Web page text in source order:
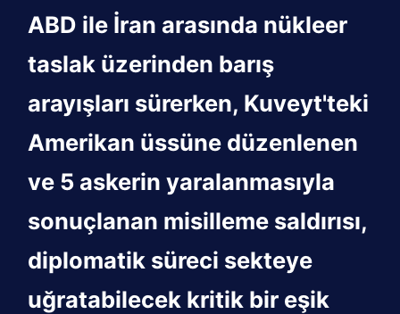
ABD ile İran arasında nükleer
taslak üzerinden barış
arayışları sürerken, Kuveyt'teki
Amerikan üssüne düzenlenen
ve 5 askerin yaralanmasıyla
sonuçlanan misilleme saldırısı,
diplomatik süreci sekteye
uğratabilecek kritik bir eşik